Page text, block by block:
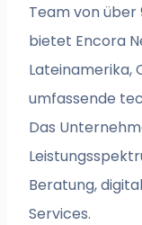
Team von über
bietet Encora
Lateinamerika,
umfassende
Das
Beratung,
Services.